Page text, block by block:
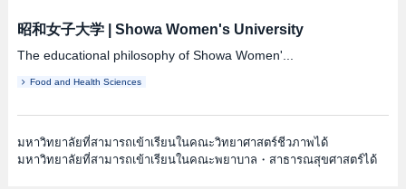
昭和女子大学| Showa Women's University
The educational philosophy of Showa Women'...
Food and Health Sciences
มหาวิทยาลัยที่สามารถเข้าเรียนในคณะวิทยาศาสตร์ชีวภาพได้
มหาวิทยาลัยที่สามารถเข้าเรียนในคณะพยาบาล・สาธารณสุขศาสตร์ได้